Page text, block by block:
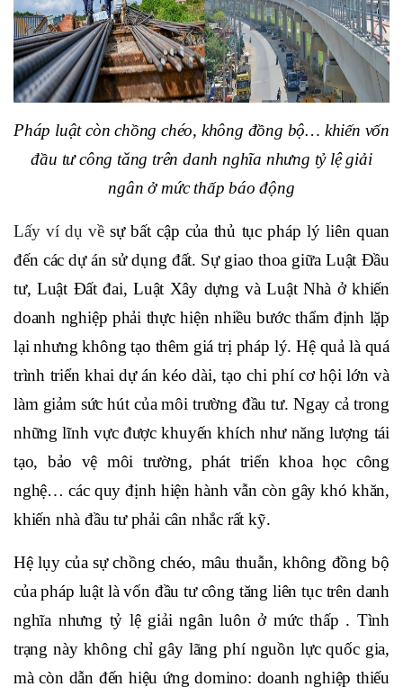
Pháp luật còn chồng chéo, không đồng bộ… khiến vốn
đầu tư công tăng trên danh nghĩa nhưng tỷ lệ giải
ngân ở mức thấp báo động
Lấy ví dụ vềsự bất cập của thủ tục pháp lý liên quan
đến các dự án sử dụng đất. Sự giao thoa giữa Luật Đầu
tư, Luật Đất đai, Luật Xây dựng và Luật Nhà ở khiến
doanh nghiệp phải thực hiện nhiều bước thẩm định lặp
lại nhưng không tạo thêm giá trị pháp lý. Hệ quả là quá
trình triển khai dự án kéo dài, tạo chi phí cơ hội lớn và
làm giảm sức hút của môi trường đầu tư. Ngay cả trong
những lĩnh vực được khuyến khích như năng lượng tái
tạo, bảo vệ môi trường, phát triển khoa học công
nghệ… các quy định hiện hành vẫn còn gây khó khăn,
khiến nhà đầu tư phải cân nhắc rất kỹ.
Hệ lụy của sự chồng chéo, mâu thuẫn, không đồng bộ
của pháp luật là vốn đầu tư công tăng liên tục trên danh
nghĩa nhưng tỷ lệ giải ngân luôn ở mức thấp . Tình
trạng này không chỉ gây lãng phí nguồn lực quốc gia,
mà còn dẫn đến hiệu ứng domino: doanh nghiệp thiếu